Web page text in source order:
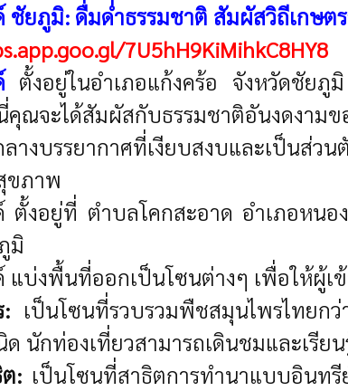
ชัยภูมิ: ดื่มด่ำธรรมชาติ สัมผัสวิถีเกษ
7U5hH9KiMihkC8HY8
ตั้งอยู่ในอำเภอแก้งคร้อ จังหวัดชัย
ณจะได้สัมผัสกับธรรมชาติอันงดงามข
างบรรยากาศที่เงียบสงบและเป็นส่
ขภาพ
ตั้งอยู่ที่ ตำบลโคกสะอาด อำเภอหน
มิ
แบ่งพื้นที่ออกเป็นโซนต่างๆ เพื่อให้ผู้
เป็นโซนที่รวบรวมพืชสมุนไพรไทย
นักท่องเที่ยวสามารถเดินชมและเรีย
: เป็นโซนที่สาธิตการทำนาแบบอินท